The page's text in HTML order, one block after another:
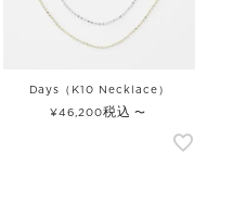
Days（K10 Necklace）
¥46,200税込 〜